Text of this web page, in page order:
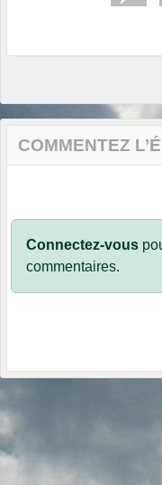
COMMENTEZ
Connectez-vous
commentaires.